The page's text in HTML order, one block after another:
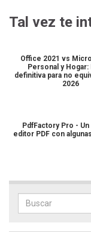
Tal vez te
Office 2021 vs
Personal y Hogar:
definitiva para no
2026
PdfFactory Pro -
editor PDF con
Search for: